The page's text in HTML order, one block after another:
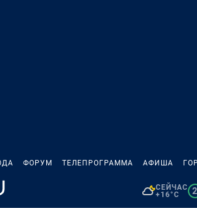
ФОРУМ ТЕЛЕПРОГРАММА АФИША
СЕЙЧАС
+16°C
2